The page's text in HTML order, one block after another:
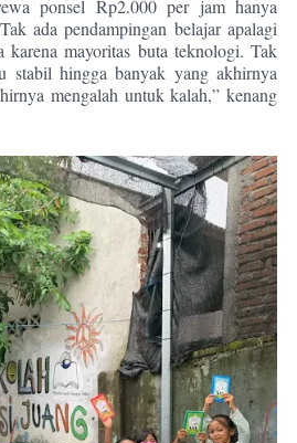
ponsel Rp2.000 per jam hanya
ada pendampingan belajar apalagi
karena mayoritas buta teknologi. Tak
stabil hingga banyak yang akhirnya
mengalah untuk kalah,” kenang